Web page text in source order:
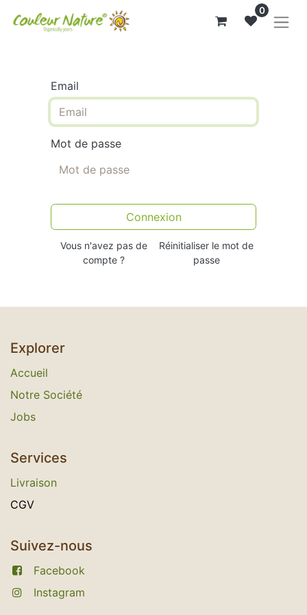
0
Email
Mot de passe
Connexion
Vous n'avez pas de
compte ?
Réinitialiser le mot de
passe
Explorer
Accueil
Notre Société
Jobs
Services
L​ivraison
C​GV
Suivez-nous
Facebook
Instagram​